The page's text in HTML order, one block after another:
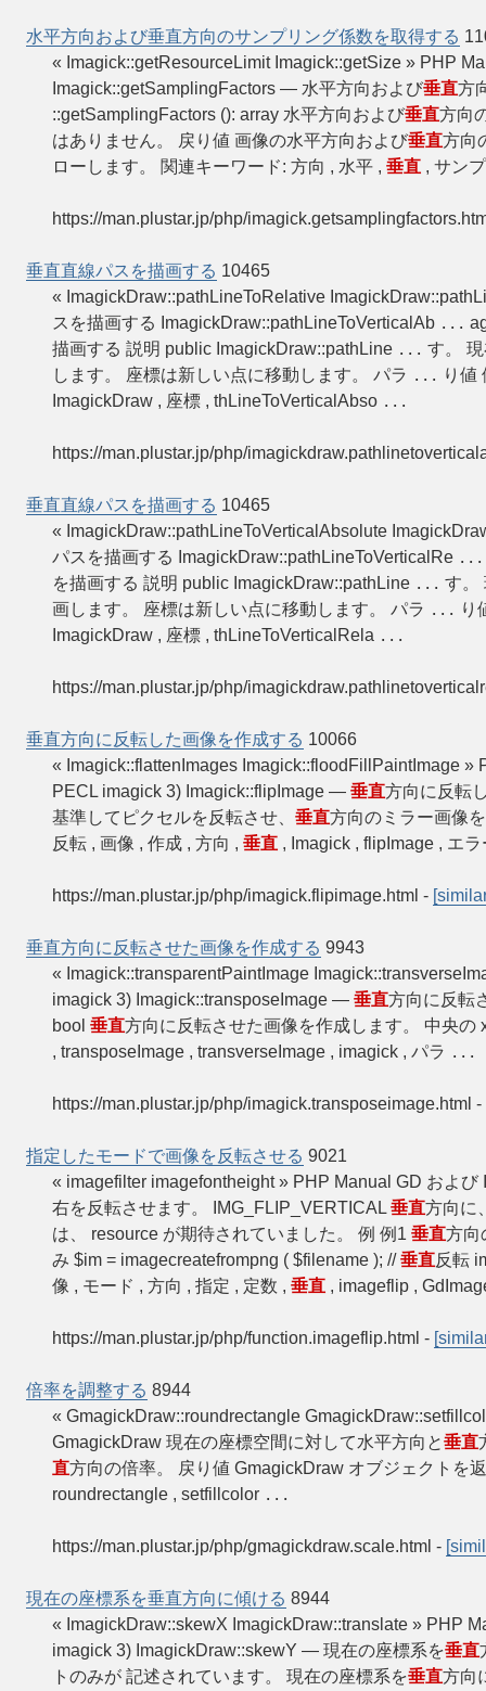
水平方向および垂直方向のサンプリング係数を取得する
« Imagick::getResourceLimit Imagick::getSize » PHP
Imagick::getSamplingFactors — 水平方向および垂直方
::getSamplingFactors (): array 水平方向および垂直方向
はありません。 戻り値 画像の水平方向および垂直方向
ローします。 関連キーワード: 方向 , 水平 , 垂直 , サン
https://man.plustar.jp/php/
垂直直線パスを描画する 10465
« ImagickDraw::pathLineToRelative
スを描画する ImagickDraw::pathLineToVerticalAb ...
描画する 説明 public ImagickDraw::pathLine ... す。
します。 座標は新しい点に移動します。 パラ ...
り値
ImagickDraw , 座標 , thLineToVerticalAbso ...
https://man.plustar.jp/php/
垂直直線パスを描画する 10465
« ImagickDraw::pathLineToVerticalAbsolute
パスを描画する ImagickDraw::pathLineToVerticalRe ...
を描画する 説明 public ImagickDraw::pathLine ... す。
画します。 座標は新しい点に移動します。 パラ ...
り
ImagickDraw , 座標 , thLineToVerticalRela ...
https://man.plustar.jp/php/
垂直方向に反転した画像を作成する 10066
« Imagick::flattenImages Imagick::floodFillPaintImage »
PECL imagick 3) Imagick::flipImage — 垂直方向に反転
基準してピクセルを反転させ、 垂直方向のミラー画像
反転 , 画像 , 作成 , 方向 , 垂直 , Imagick , flipImage , エ
https://man.plustar.jp/php/imagick.flipimage.html -
垂直方向に反転させた画像を作成する 9943
« Imagick::transparentPaintImage
imagick 3) Imagick::transposeImage — 垂直方向に反転
bool 垂直方向に反転させた画像を作成します。 中央の
, transposeImage , transverseImage , imagick , パラ ...
https://man.plustar.jp/php/imagick.transposeimage.html -
指定したモードで画像を反転させる 9021
« imagefilter imagefontheight » PHP Manual GD およ
右を反転させます。 IMG_FLIP_VERTICAL 垂直方向に
は、 resource が期待されていました。 例 例1 垂直方向
み $im = imagecreatefrompng ( $filename ); //垂直反転
像 , モード , 方向 , 指定 , 定数 , 垂直 , imageflip ,
https://man.plustar.jp/php/function.imageflip.html -
倍率を調整する 8944
« GmagickDraw::roundrectangle
GmagickDraw 現在の座標空間に対して水平方向と垂直
直方向の倍率。 戻り値 GmagickDraw オブジェクトを
roundrectangle , setfillcolor ...
https://man.plustar.jp/php/gmagickdraw.scale.html -
現在の座標系を垂直方向に傾ける 8944
« ImagickDraw::skewX ImagickDraw::translate » PHP
imagick 3) ImagickDraw::skewY — 現在の座標系を垂直
トのみが 記述されています。 現在の座標系を垂直方向